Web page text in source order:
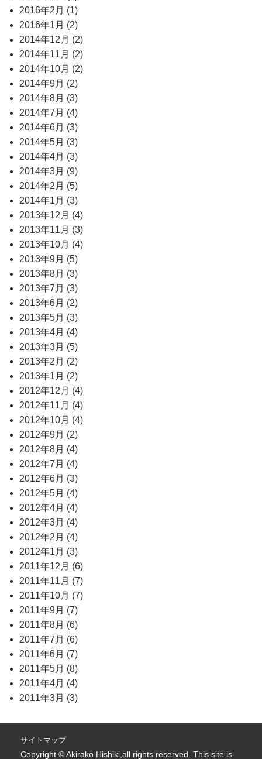
2016年2月 (1)
2016年1月 (2)
2014年12月 (2)
2014年11月 (2)
2014年10月 (2)
2014年9月 (2)
2014年8月 (3)
2014年7月 (4)
2014年6月 (3)
2014年5月 (3)
2014年4月 (3)
2014年3月 (9)
2014年2月 (5)
2014年1月 (3)
2013年12月 (4)
2013年11月 (3)
2013年10月 (4)
2013年9月 (5)
2013年8月 (3)
2013年7月 (3)
2013年6月 (2)
2013年5月 (3)
2013年4月 (4)
2013年3月 (5)
2013年2月 (2)
2013年1月 (2)
2012年12月 (4)
2012年11月 (4)
2012年10月 (4)
2012年9月 (2)
2012年8月 (4)
2012年7月 (4)
2012年6月 (3)
2012年5月 (4)
2012年4月 (4)
2012年3月 (4)
2012年2月 (4)
2012年1月 (3)
2011年12月 (6)
2011年11月 (7)
2011年10月 (7)
2011年9月 (7)
2011年8月 (6)
2011年7月 (6)
2011年6月 (7)
2011年5月 (8)
2011年4月 (4)
2011年3月 (3)
サイトマップ
Copyright © Akirako Hishiki,all rights reserved. This site is